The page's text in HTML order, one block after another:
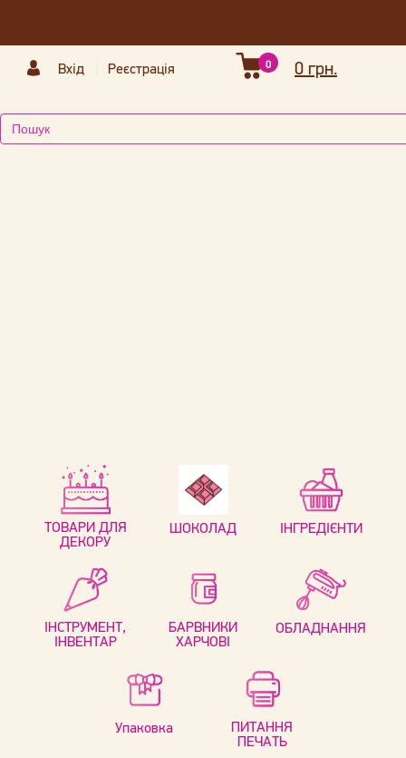
Вхід Реєстрація 0 грн.
0
ТОВАРИ ДЛЯ
ДЕКОРУ
ШОКОЛАД ІНГРЕДІЄНТИ
ІНСТРУМЕНТ,
ІНВЕНТАР
БАРВНИКИ
ХАРЧОВІ
ОБЛАДНАННЯ
Упаковка
ПИТАННЯ
ПЕЧАТЬ